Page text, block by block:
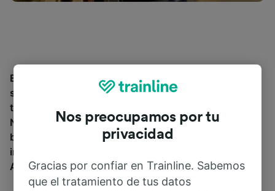
Encuentra información sobre la estación y sus
servicios, comprueba los horarios de tren y reserva
tus billetes desde o hacia Albine Croisement
N112/D88. Trainline opera en 45 países y vende
billetes de más de 270 compañías de tren y autobús
incluyendo
Albine Croisement N112/D88 con Trainline.
Nos preocupamos por tu
privacidad
Gracias por confiar en Trainline. Sabemos
que el tratamiento de tus datos